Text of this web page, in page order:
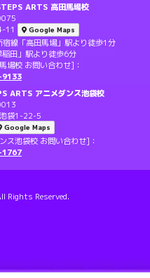
ARTS 高田馬場校
11
Google Maps
線「高田馬場」駅より徒歩1分
田」駅より徒歩6分
場校 お問い合わせ]：
ARTS アニメダンス池袋校
袋1-22-5
Google Maps
ス池袋校 お問い合わせ]：
Rights Reserved.